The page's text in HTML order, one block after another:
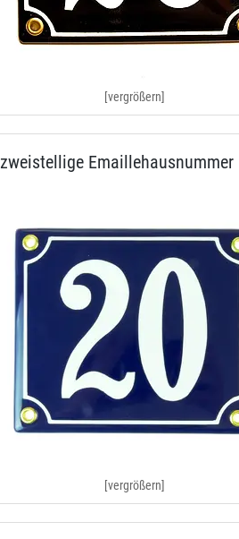
[vergrößern]
zweistellige Emaillehausnummer
[vergrößern]